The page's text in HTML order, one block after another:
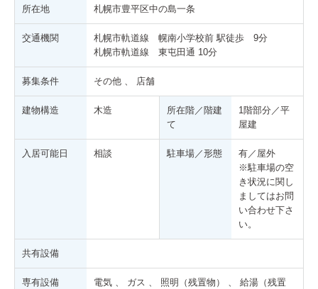
所在地 札幌市豊平区中の島一条
交通機関
札幌市軌道線 幌南小学校前 駅徒歩 9分
札幌市軌道線 東屯田通 10分
募集条件 その他 、 店舗
建物構造 木造
所在階／階建
て
1階部分／平
屋建
入居可能日 相談 駐車場／形態
有／屋外
※駐車場の空
き状況に関し
ましてはお問
い合わせ下さ
い。
共有設備
専有設備
電気 、 ガス 、 照明（残置物） 、 給湯（残置